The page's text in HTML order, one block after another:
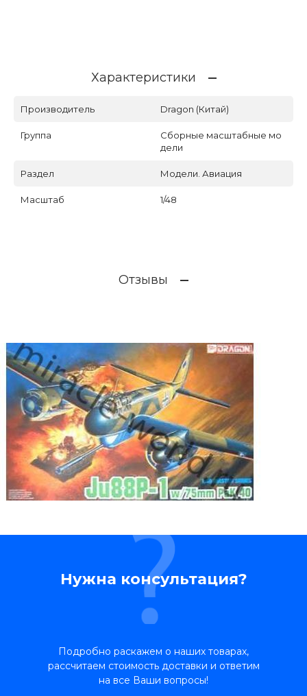
Характеристики
Производитель Dragon (Китай)
Группа
Сборные масштабные мо
дели
Раздел Модели. Авиация
Масштаб 1/48
Отзывы
Нужна консультация?
Подробно раскажем о наших товарах,
рассчитаем стоимость доставки и ответим
на все Ваши вопросы!